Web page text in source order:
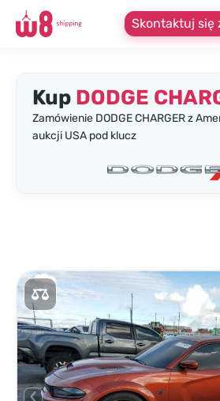
Skontaktuj się
Kup DODGE
Zamówienie DODGE CHARGER z
aukcji USA pod klucz